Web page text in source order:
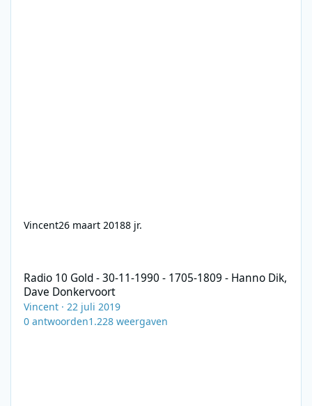
Vincent26 maart 20188 jr.
Radio 10 Gold - 30-11-1990 - 1705-1809 - Hanno Dik,
Dave Donkervoort
Vincent ·22 juli 2019
0 antwoorden1.228 weergaven